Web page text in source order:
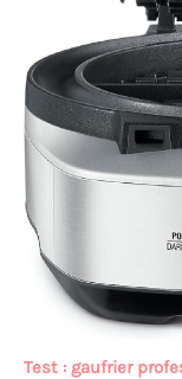
Test : gaufrier